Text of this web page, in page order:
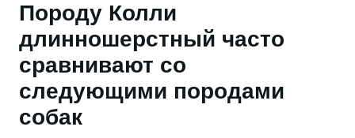
Породу Колли
длинношерстный часто
сравнивают со
следующими породами
собак